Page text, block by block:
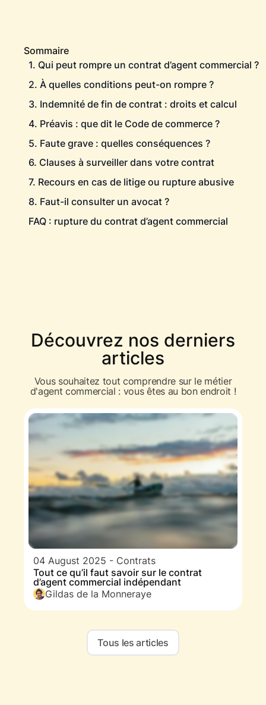
Sommaire
1. Qui peut rompre un contrat d’agent commercial ?
2. À quelles conditions peut-on rompre ?
3. Indemnité de fin de contrat : droits et calcul
4. Préavis : que dit le Code de commerce ?
5. Faute grave : quelles conséquences ?
6. Clauses à surveiller dans votre contrat
7. Recours en cas de litige ou rupture abusive
8. Faut-il consulter un avocat ?
FAQ : rupture du contrat d’agent commercial
Découvrez nos derniers
articles
Vous souhaitez tout comprendre sur le métier
d'agent commercial : vous êtes au bon endroit !
04 August 2025 - Contrats
Tout ce qu’il faut savoir sur le contrat
d’agent commercial indépendant
Gildas de la Monneraye
Tous les articles